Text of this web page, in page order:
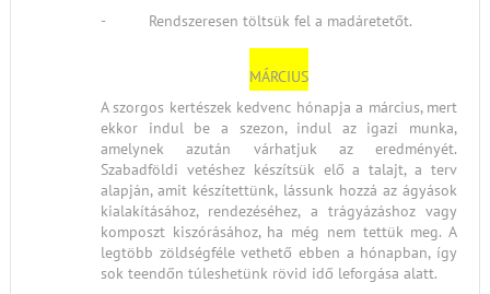
- Rendszeresen töltsük fel a madáretetőt.
MÁRCIUS
A szorgos kertészek kedvenc hónapja a március, mert
ekkor indul be a szezon, indul az igazi munka,
amelynek azután várhatjuk az eredményét.
Szabadföldi vetéshez készítsük elő a talajt, a terv
alapján, amit készítettünk, lássunk hozzá az ágyások
kialakításához, rendezéséhez, a trágyázáshoz vagy
komposzt kiszórásához, ha még nem tettük meg. A
legtöbb zöldségféle vethető ebben a hónapban, így
sok teendőn túleshetünk rövid idő leforgása alatt.